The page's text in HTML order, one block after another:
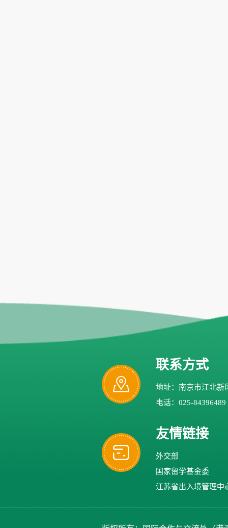
联系方式
地址：南京市江北新
电话：025-84396489
友情链接
外交部
国家留学基金委
江苏省出入境管理中